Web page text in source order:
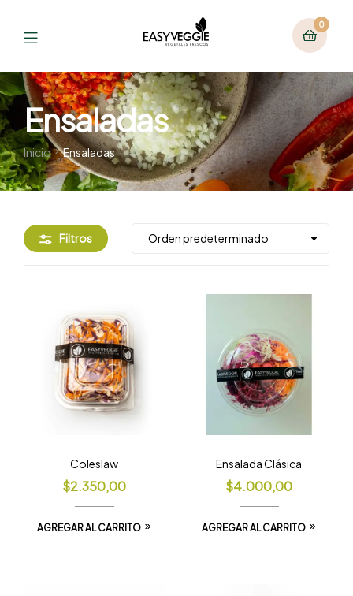
0
Ensaladas
Inicio Ensaladas
Filtros
Coleslaw
$2.350,00
AGREGAR AL CARRITO
Ensalada Clásica
$4.000,00
AGREGAR AL CARRITO